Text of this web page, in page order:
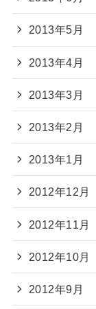
2013年5月
2013年4月
2013年3月
2013年2月
2013年1月
2012年12月
2012年11月
2012年10月
2012年9月